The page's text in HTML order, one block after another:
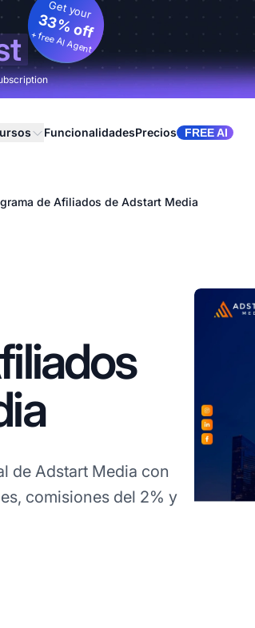
Get your
33% off
+ free AI Agent
FuncionalidadesPrecios FREE AI
de Afiliados de Adstart Media
de Adstart Media con
comisiones del 2% y